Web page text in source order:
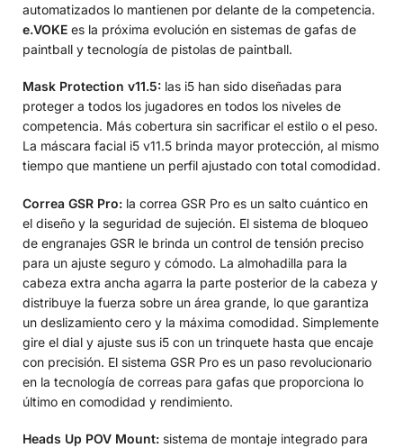
automatizados lo mantienen por delante de la competencia.
e.VOKE es la próxima evolución en sistemas de gafas de
paintball y tecnología de pistolas de paintball.
Mask Protection v11.5: las i5 han sido diseñadas para
proteger a todos los jugadores en todos los niveles de
competencia. Más cobertura sin sacrificar el estilo o el peso.
La máscara facial i5 v11.5 brinda mayor protección, al mismo
tiempo que mantiene un perfil ajustado con total comodidad.
Correa GSR Pro: la correa GSR Pro es un salto cuántico en
el diseño y la seguridad de sujeción. El sistema de bloqueo
de engranajes GSR le brinda un control de tensión preciso
para un ajuste seguro y cómodo. La almohadilla para la
cabeza extra ancha agarra la parte posterior de la cabeza y
distribuye la fuerza sobre un área grande, lo que garantiza
un deslizamiento cero y la máxima comodidad. Simplemente
gire el dial y ajuste sus i5 con un trinquete hasta que encaje
con precisión. El sistema GSR Pro es un paso revolucionario
en la tecnología de correas para gafas que proporciona lo
último en comodidad y rendimiento.
Heads Up POV Mount: sistema de montaje integrado para